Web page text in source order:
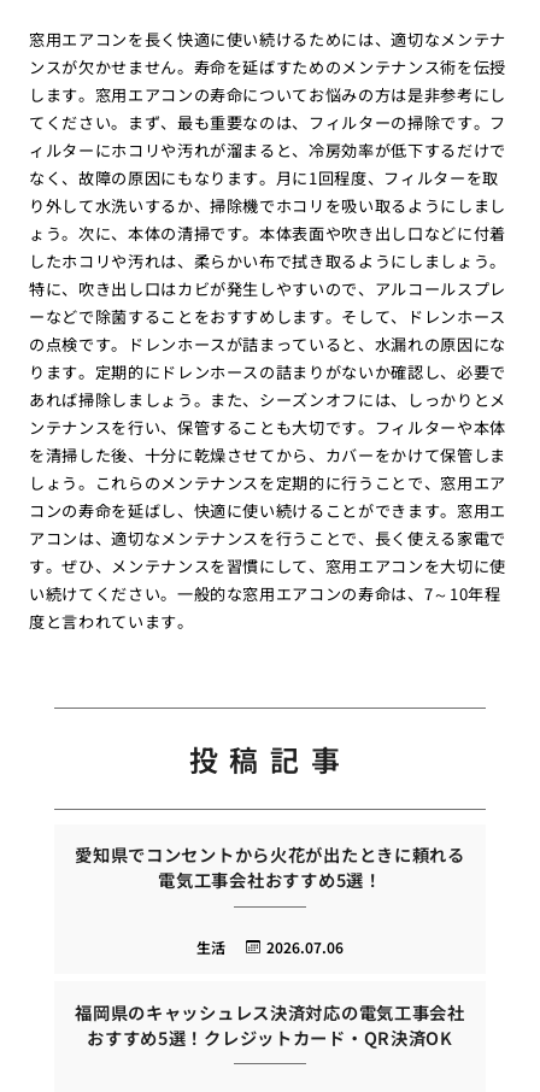
窓用エアコンを長く快適に使い続けるためには、適切なメンテナ
ンスが欠かせません。寿命を延ばすためのメンテナンス術を伝授
します。窓用エアコンの寿命についてお悩みの方は是非参考にし
てください。まず、最も重要なのは、フィルターの掃除です。フ
ィルターにホコリや汚れが溜まると、冷房効率が低下するだけで
なく、故障の原因にもなります。月に1回程度、フィルターを取
り外して水洗いするか、掃除機でホコリを吸い取るようにしまし
ょう。次に、本体の清掃です。本体表面や吹き出し口などに付着
したホコリや汚れは、柔らかい布で拭き取るようにしましょう。
特に、吹き出し口はカビが発生しやすいので、アルコールスプレ
ーなどで除菌することをおすすめします。そして、ドレンホース
の点検です。ドレンホースが詰まっていると、水漏れの原因にな
ります。定期的にドレンホースの詰まりがないか確認し、必要で
あれば掃除しましょう。また、シーズンオフには、しっかりとメ
ンテナンスを行い、保管することも大切です。フィルターや本体
を清掃した後、十分に乾燥させてから、カバーをかけて保管しま
しょう。これらのメンテナンスを定期的に行うことで、窓用エア
コンの寿命を延ばし、快適に使い続けることができます。窓用エ
アコンは、適切なメンテナンスを行うことで、長く使える家電で
す。ぜひ、メンテナンスを習慣にして、窓用エアコンを大切に使
い続けてください。一般的な窓用エアコンの寿命は、7～10年程
度と言われています。
投稿記事
愛知県でコンセントから火花が出たときに頼れる
電気工事会社おすすめ5選！
2026.07.06
生活
福岡県のキャッシュレス決済対応の電気工事会社
おすすめ5選！クレジットカード・QR決済OK